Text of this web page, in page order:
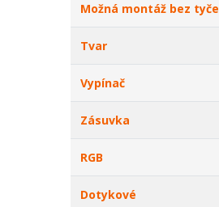
Možná montáž bez tyče
Tvar
Vypínač
Zásuvka
RGB
Dotykové